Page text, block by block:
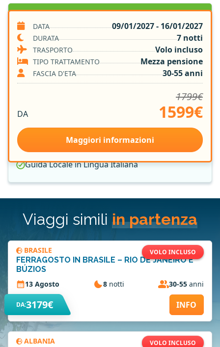
Volo A/R
Trasferimenti
Biglietti d'ingresso ove previsto dal programma
7 notti in Hotel 4* e 5*
Tasse Aeroportuali
Assicurazione Medica e Bagaglio
Quota Gestione Pratica
Guida Locale in Lingua Italiana
DATA 09/01/2027 - 16/01/2027
DURATA 7 notti
TRASPORTO Volo incluso
TIPO TRATTAMENTO Mezza pensione
FASCIA D'ETA 30-55 anni
DA
1799€
1599€
Maggiori informazioni
Viaggi simili in partenza
VOLO INCLUSO
BRASILE
FERRAGOSTO IN BRASILE – RIO DE JANEIRO E
BÚZIOS
13 Agosto
8 notti 30-55 anni
DA:3179€ INFO
VOLO INCLUSO
ALBANIA